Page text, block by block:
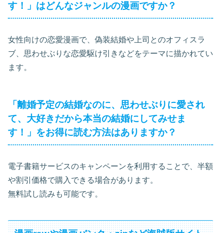
す！」はどんなジャンルの漫画ですか？
女性向けの恋愛漫画で、偽装結婚や上司とのオフィスラ
ブ、思わせぶりな恋愛駆け引きなどをテーマに描かれてい
ます。
「離婚予定の結婚なのに、思わせぶりに愛され
て、大好きだから本当の結婚にしてみせま
す！」をお得に読む方法はありますか？
電子書籍サービスのキャンペーンを利用することで、半額
や割引価格で購入できる場合があります。
無料試し読みも可能です。